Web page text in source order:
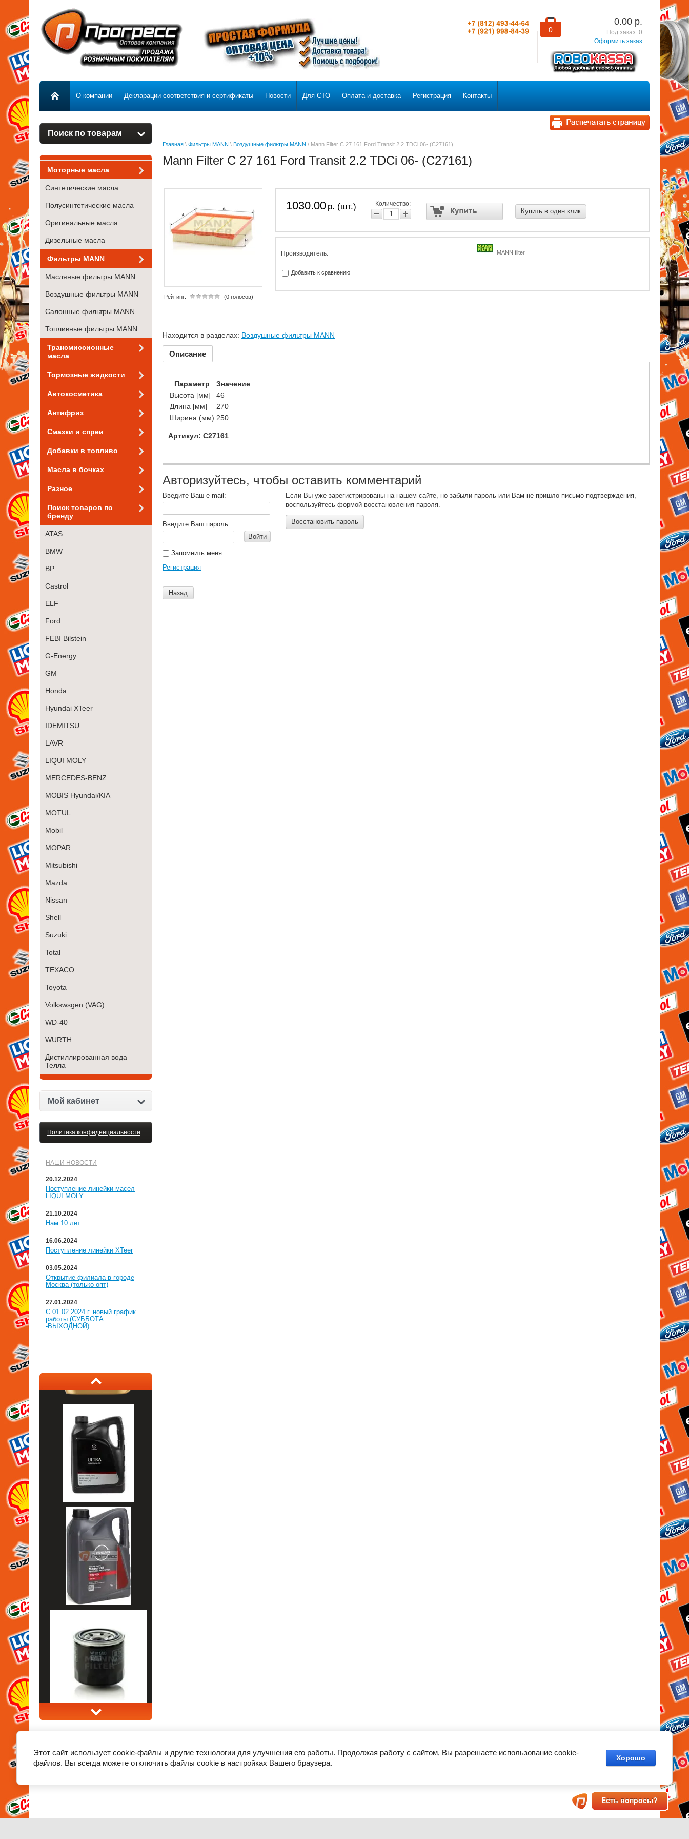
0
0.00 р.
Под заказ: 0
Оформить заказ
О компании Декларации соответствия и сертификаты Новости Для СТО Оплата и доставка Регистрация Контакты
Поиск по товарам
Моторные масла
Синтетические масла
Полусинтетические масла
Оригинальные масла
Дизельные масла
Фильтры MANN
Масляные фильтры MANN
Воздушные фильтры MANN
Салонные фильтры MANN
Топливные фильтры MANN
Трансмиссионные
масла
Тормозные жидкости
Автокосметика
Антифриз
Смазки и спреи
Добавки в топливо
Масла в бочках
Разное
Поиск товаров по
бренду
ATAS
BMW
BP
Castrol
ELF
Ford
FEBI Bilstein
G-Energy
GM
Honda
Hyundai XTeer
IDEMITSU
LAVR
LIQUI MOLY
MERCEDES-BENZ
MOBIS Hyundai/KIA
MOTUL
Mobil
MOPAR
Mitsubishi
Mazda
Nissan
Shell
Suzuki
Total
TEXACO
Toyota
Volkswsgen (VAG)
WD-40
WURTH
Дистиллированная вода
Телла
Мой кабинет
Политика конфиденциальности
НАШИ НОВОСТИ
20.12.2024
Поступление линейки масел
LIQUI MOLY
21.10.2024
Нам 10 лет
16.06.2024
Поступление линейки XTeer
03.05.2024
Открытие филиала в городе
Москва (только опт)
27.01.2024
С 01.02.2024 г. новый график
работы (СУББОТА
-ВЫХОДНОЙ)
Главная \ Фильтры MANN \ Воздушные фильтры MANN \ Mann Filter C 27 161 Ford Transit 2.2 TDCi 06- (C27161)
Mann Filter C 27 161 Ford Transit 2.2 TDCi 06- (C27161)
Рейтинг: (0 голосов)
1030.00 р. (шт.) Количество:
Купить в один клик
Производитель: MANN filter
Добавить к сравнению
Находится в разделах: Воздушные фильтры MANN
Описание
Параметр
Значение
Высота [мм]
46
Длина [мм]
270
Ширина (мм) 250
Артикул: C27161
Авторизуйтесь, чтобы оставить комментарий
Введите Ваш e-mail:
Введите Ваш пароль:
Войти
Запомнить меня
Регистрация
Если Вы уже зарегистрированы на нашем сайте, но забыли пароль или Вам не пришло письмо подтверждения,
воспользуйтесь формой восстановления пароля.
Восстановить пароль
Назад
Этот сайт использует cookie-файлы и другие технологии для улучшения его работы. Продолжая работу с сайтом, Вы разрешаете использование cookie-
файлов. Вы всегда можете отключить файлы cookie в настройках Вашего браузера.
Хорошо